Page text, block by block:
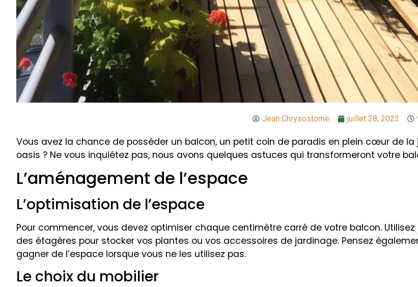
Jean Chrysostome juillet 28, 2023
Vous avez la chance de posséder un balcon, un petit coin de paradis en plein cœur de
oasis ? Ne vous inquiétez pas, nous avons quelques astuces qui transformeront votre
L’aménagement de l’espace
L’optimisation de l’espace
Pour commencer, vous devez optimiser chaque centimètre carré de votre balcon.
des étagères pour stocker vos plantes ou vos accessoires de jardinage. Pensez
gagner de l’espace lorsque vous ne les utilisez pas.
Le choix du mobilier